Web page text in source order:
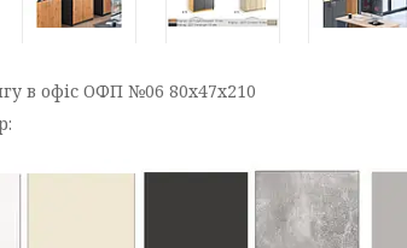
в офіс ОФП №06 80х47х210